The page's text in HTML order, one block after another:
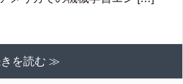
を読む ≫